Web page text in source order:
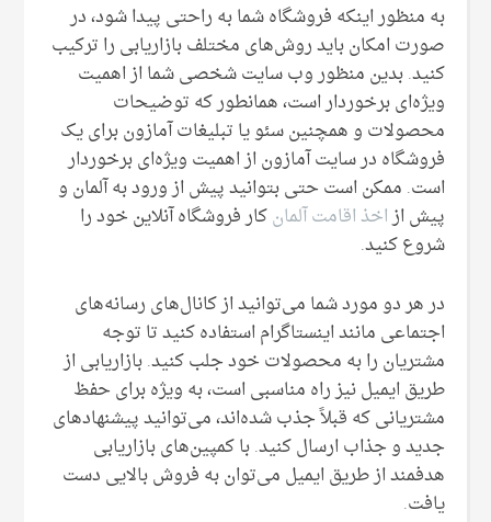
به منظور اینکه فروشگاه شما به راحتی پیدا شود، در
صورت امکان باید روش‌های مختلف بازاریابی را ترکیب
کنید. بدین منظور وب سایت شخصی شما از اهمیت
ویژه‌ای برخوردار است، همانطور که توضیحات
محصولات و همچنین سئو یا تبلیغات آمازون برای یک
فروشگاه در سایت آمازون از اهمیت ویژه‌ای برخوردار
است. ممکن است حتی بتوانید پیش از ورود به آلمان و
پیش ازاخذ اقامت آلمانکار فروشگاه آنلاین خود را
شروع کنید.
در هر دو مورد شما می‌توانید از کانال‌های رسانه‌های
اجتماعی مانند اینستاگرام استفاده کنید تا توجه
مشتریان را به محصولات خود جلب کنید. بازاریابی از
طریق ایمیل نیز راه مناسبی است، به ویژه برای حفظ
مشتریانی که قبلاً جذب شده‌اند، می‌توانید پیشنهادهای
جدید و جذاب ارسال کنید. با کمپین‌های بازاریابی
هدفمند از طریق ایمیل می‌توان به فروش بالایی دست
یافت.